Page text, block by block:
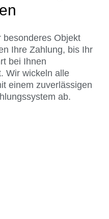
besonderes Objekt
Ihre Zahlung, bis Ihr
bei Ihnen
Wir wickeln alle
einem zuverlässigen
ab.